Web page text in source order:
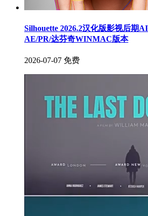
Silhouette 2026.2汉化版影视后期
AE/PR/达芬奇WINMAC版本
2026-07-07 免费